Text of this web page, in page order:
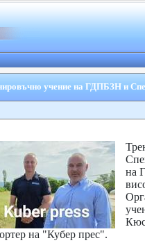
учение на ГДПБЗН и
на
на "Кубер прес".